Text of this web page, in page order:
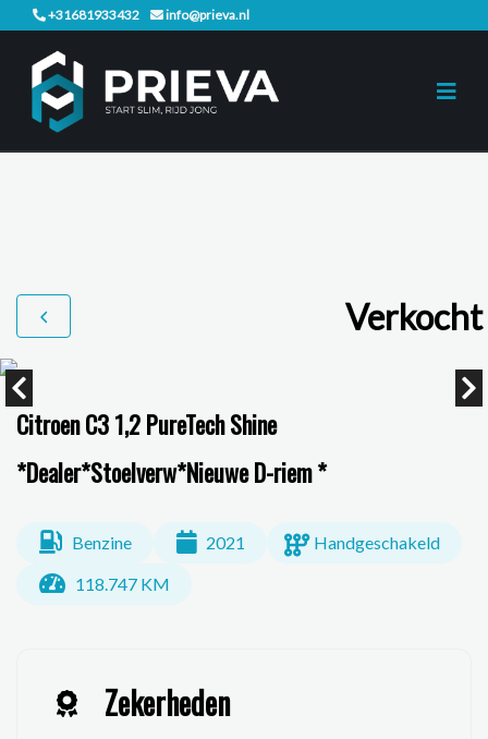
+31681933432 info@prieva.nl
Verkocht
Citroen C3 1,2 PureTech Shine
*Dealer*Stoelverw*Nieuwe D-riem *
Benzine 2021
Handgeschakeld
118.747 KM
Zekerheden